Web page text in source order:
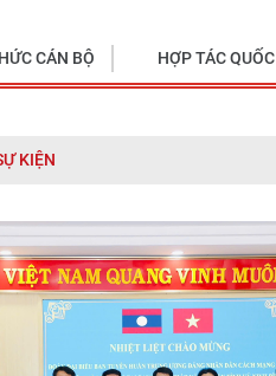
CÁN BỘ HỢP TÁC
KIỆN